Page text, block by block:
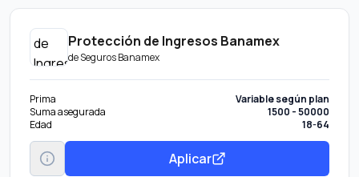
Protección de Ingresos Banamex
deSeguros Banamex
Prima
Variable según plan
Suma asegurada
1500 - 50000
Edad
18-64
Aplicar